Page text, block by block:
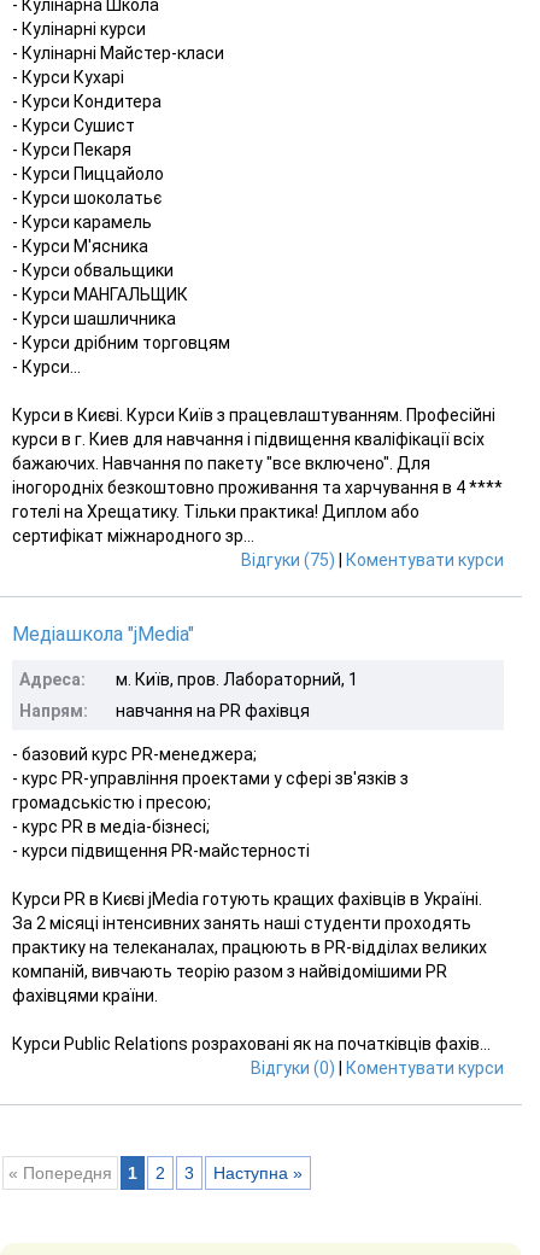
- Кулінарна Школа
- Кулінарні курси
- Кулінарні Майстер-класи
- Курси Кухарі
- Курси Кондитера
- Курси Сушист
- Курси Пекаря
- Курси Пиццайоло
- Курси шоколатьє
- Курси карамель
- Курси М'ясника
- Курси обвальщики
- Курси МАНГАЛЬЩИК
- Курси шашличника
- Курси дрібним торговцям
- Курси...
Курси в Києві. Курси Київ з працевлаштуванням. Професійні
курси в г. Киев для навчання і підвищення кваліфікації всіх
бажаючих. Навчання по пакету "все включено". Для
іногородніх безкоштовно проживання та харчування в 4 ****
готелі на Хрещатику. Тільки практика! Диплом або
сертифікат міжнародного зр...
Відгуки (75)
Коментувати курси
Медіашкола "jMedia"
Адреса:
м. Київ, пров. Лабораторний, 1
Напрям:
навчання на PR фахівця
- базовий курс PR-менеджера;
- курс PR-управління проектами у сфері зв'язків з
громадськістю і пресою;
- курс PR в медіа-бізнесі;
- курси підвищення PR-майстерності
Курси PR в Києві jMedia готують кращих фахівців в Україні.
За 2 місяці інтенсивних занять наші студенти проходять
практику на телеканалах, працюють в PR-відділах великих
компаній, вивчають теорію разом з найвідомішими PR
фахівцями країни.
Курси Public Relations розраховані як на початківців фахів...
Відгуки (0)
Коментувати курси
« Попередня 1 2 3 Наступна »